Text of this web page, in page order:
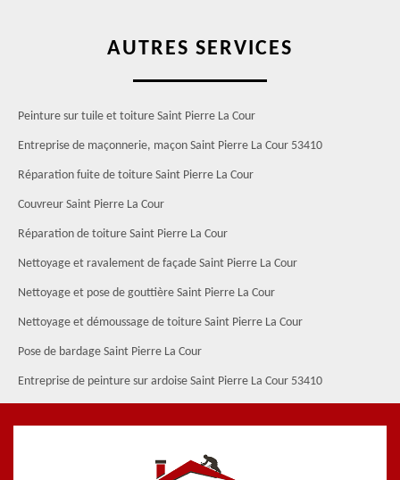
AUTRES SERVICES
Peinture sur tuile et toiture Saint Pierre La Cour
Entreprise de maçonnerie, maçon Saint Pierre La Cour 53410
Réparation fuite de toiture Saint Pierre La Cour
Couvreur Saint Pierre La Cour
Réparation de toiture Saint Pierre La Cour
Nettoyage et ravalement de façade Saint Pierre La Cour
Nettoyage et pose de gouttière Saint Pierre La Cour
Nettoyage et démoussage de toiture Saint Pierre La Cour
Pose de bardage Saint Pierre La Cour
Entreprise de peinture sur ardoise Saint Pierre La Cour 53410